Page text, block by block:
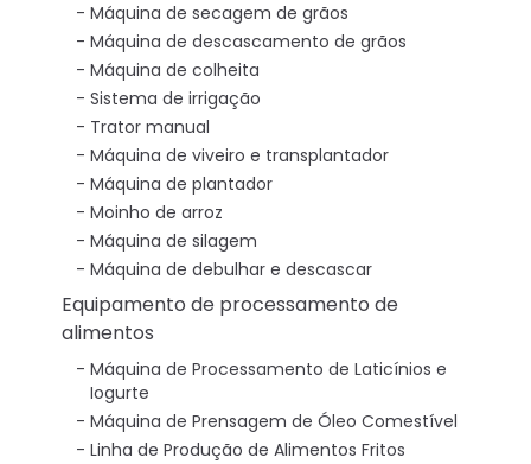
Máquina de secagem de grãos
Máquina de descascamento de grãos
Máquina de colheita
Sistema de irrigação
Trator manual
Máquina de viveiro e transplantador
Máquina de plantador
Moinho de arroz
Máquina de silagem
Máquina de debulhar e descascar
Equipamento de processamento de
alimentos
Máquina de Processamento de Laticínios e
Iogurte
Máquina de Prensagem de Óleo Comestível
Linha de Produção de Alimentos Fritos